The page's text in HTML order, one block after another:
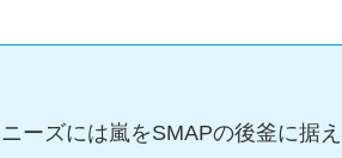
ーズには嵐をSMAPの後釜に据